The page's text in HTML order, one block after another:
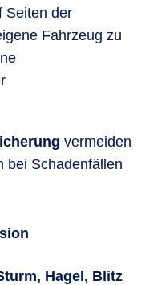
Seiten der
Fahrzeug zu
vermeiden
bei Schadenfällen
Hagel, Blitz